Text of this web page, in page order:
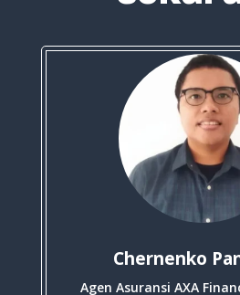
Chernenko
Agen Asuransi AXA